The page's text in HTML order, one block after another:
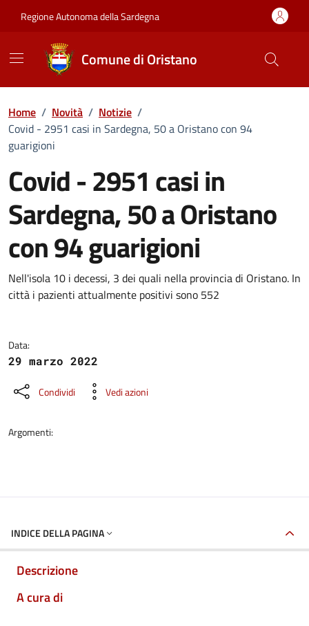
Regione Autonoma della Sardegna
Comune di Oristano
Home / Novità / Notizie /
Covid - 2951 casi in Sardegna, 50 a Oristano con 94
guarigioni
Covid - 2951 casi in
Sardegna, 50 a Oristano
con 94 guarigioni
Dettagli della notizia
Nell'isola 10 i decessi, 3 dei quali nella provincia di Oristano. In
città i pazienti attualmente positivi sono 552
Data:
29 marzo 2022
Condividi Vedi azioni
Argomenti:
INDICE DELLA PAGINA
Descrizione
A cura di